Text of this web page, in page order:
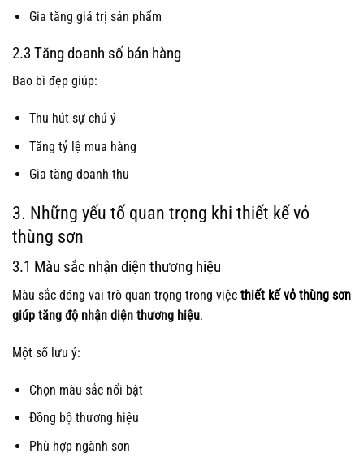
Gia tăng giá trị sản phẩm
2.3 Tăng doanh số bán hàng
Bao bì đẹp giúp:
Thu hút sự chú ý
Tăng tỷ lệ mua hàng
Gia tăng doanh thu
3. Những yếu tố quan trọng khi thiết kế vỏ
thùng sơn
3.1 Màu sắc nhận diện thương hiệu
Màu sắc đóng vai trò quan trọng trong việc thiết kế vỏ thùng sơn
giúp tăng độ nhận diện thương hiệu.
Một số lưu ý:
Chọn màu sắc nổi bật
Đồng bộ thương hiệu
Phù hợp ngành sơn